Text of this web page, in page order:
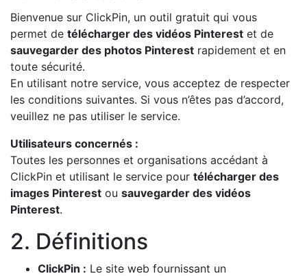
Bienvenue sur ClickPin, un outil gratuit qui vous
permet de télécharger des vidéos Pinterest et de
sauvegarder des photos Pinterest rapidement et en
toute sécurité.
En utilisant notre service, vous acceptez de respecter
les conditions suivantes. Si vous n’êtes pas d’accord,
veuillez ne pas utiliser le service.
Utilisateurs concernés :
Toutes les personnes et organisations accédant à
ClickPin et utilisant le service pour télécharger des
images Pinterest ou sauvegarder des vidéos
Pinterest.
2. Définitions
ClickPin : Le site web fournissant un